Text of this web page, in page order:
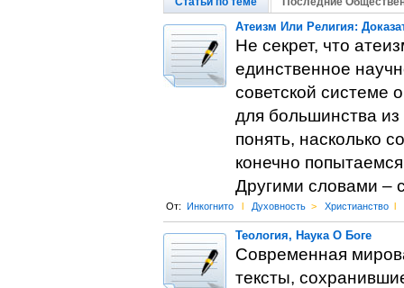
Атеизм Или Религия:
Не секрет, что
единственное
советской системе
для большинства
понять, насколько
конечно
Другими словами –
От: Инкогнито l Духовность > Христианство l
Теология, Наука О Боге
Современная
тексты,